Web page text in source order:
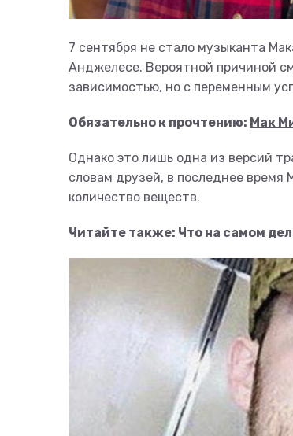
7 сентября не стало музыканта
Анджелесе. Вероятной причиной
зависимостью, но с переменным
Обязательно к прочтению: Мак
Однако это лишь одна из версий
словам друзей, в последнее
количество веществ.
Читайте также: Что на самом